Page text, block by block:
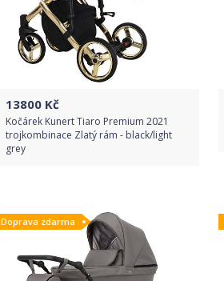
13800 Kč
Kočárek Kunert Tiaro Premium 2021
trojkombinace Zlatý rám - black/light
grey
Detail produktu
Doprava zdarma